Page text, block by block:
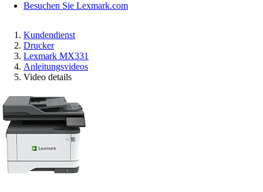
Besuchen Sie Lexmark.com
Kundendienst
Drucker
Lexmark MX331
Anleitungsvideos
Video details